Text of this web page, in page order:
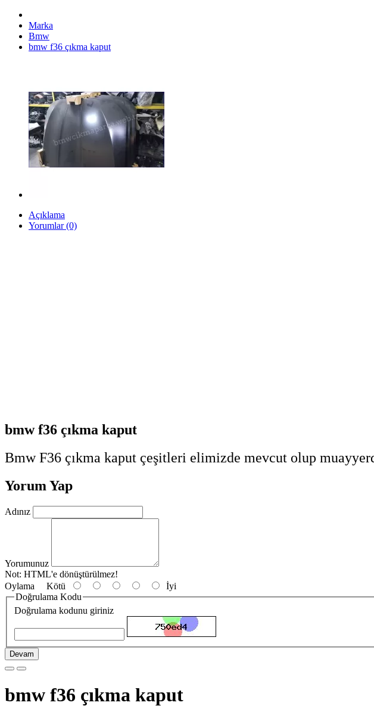
Marka
Bmw
bmw f36 çıkma kaput
Açıklama
Yorumlar (0)
bmw f36 çıkma kaput
Bmw F36 çıkma kaput çeşitleri elimizde mevcut olup
Yorum Yap
Adınız
Yorumunuz
Not: HTML'e dönüştürülmez!
Oylama Kötü
İyi
Doğrulama Kodu
Doğrulama kodunu giriniz
Devam
bmw f36 çıkma kaput